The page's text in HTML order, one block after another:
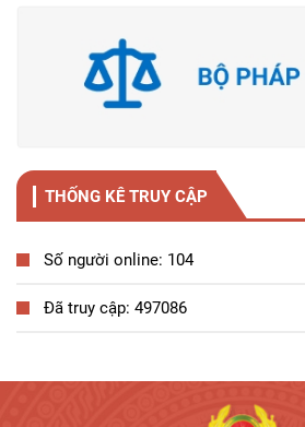
THỐNG KÊ TRUY CẬP
Số người online: 104
Đã truy cập: 497086